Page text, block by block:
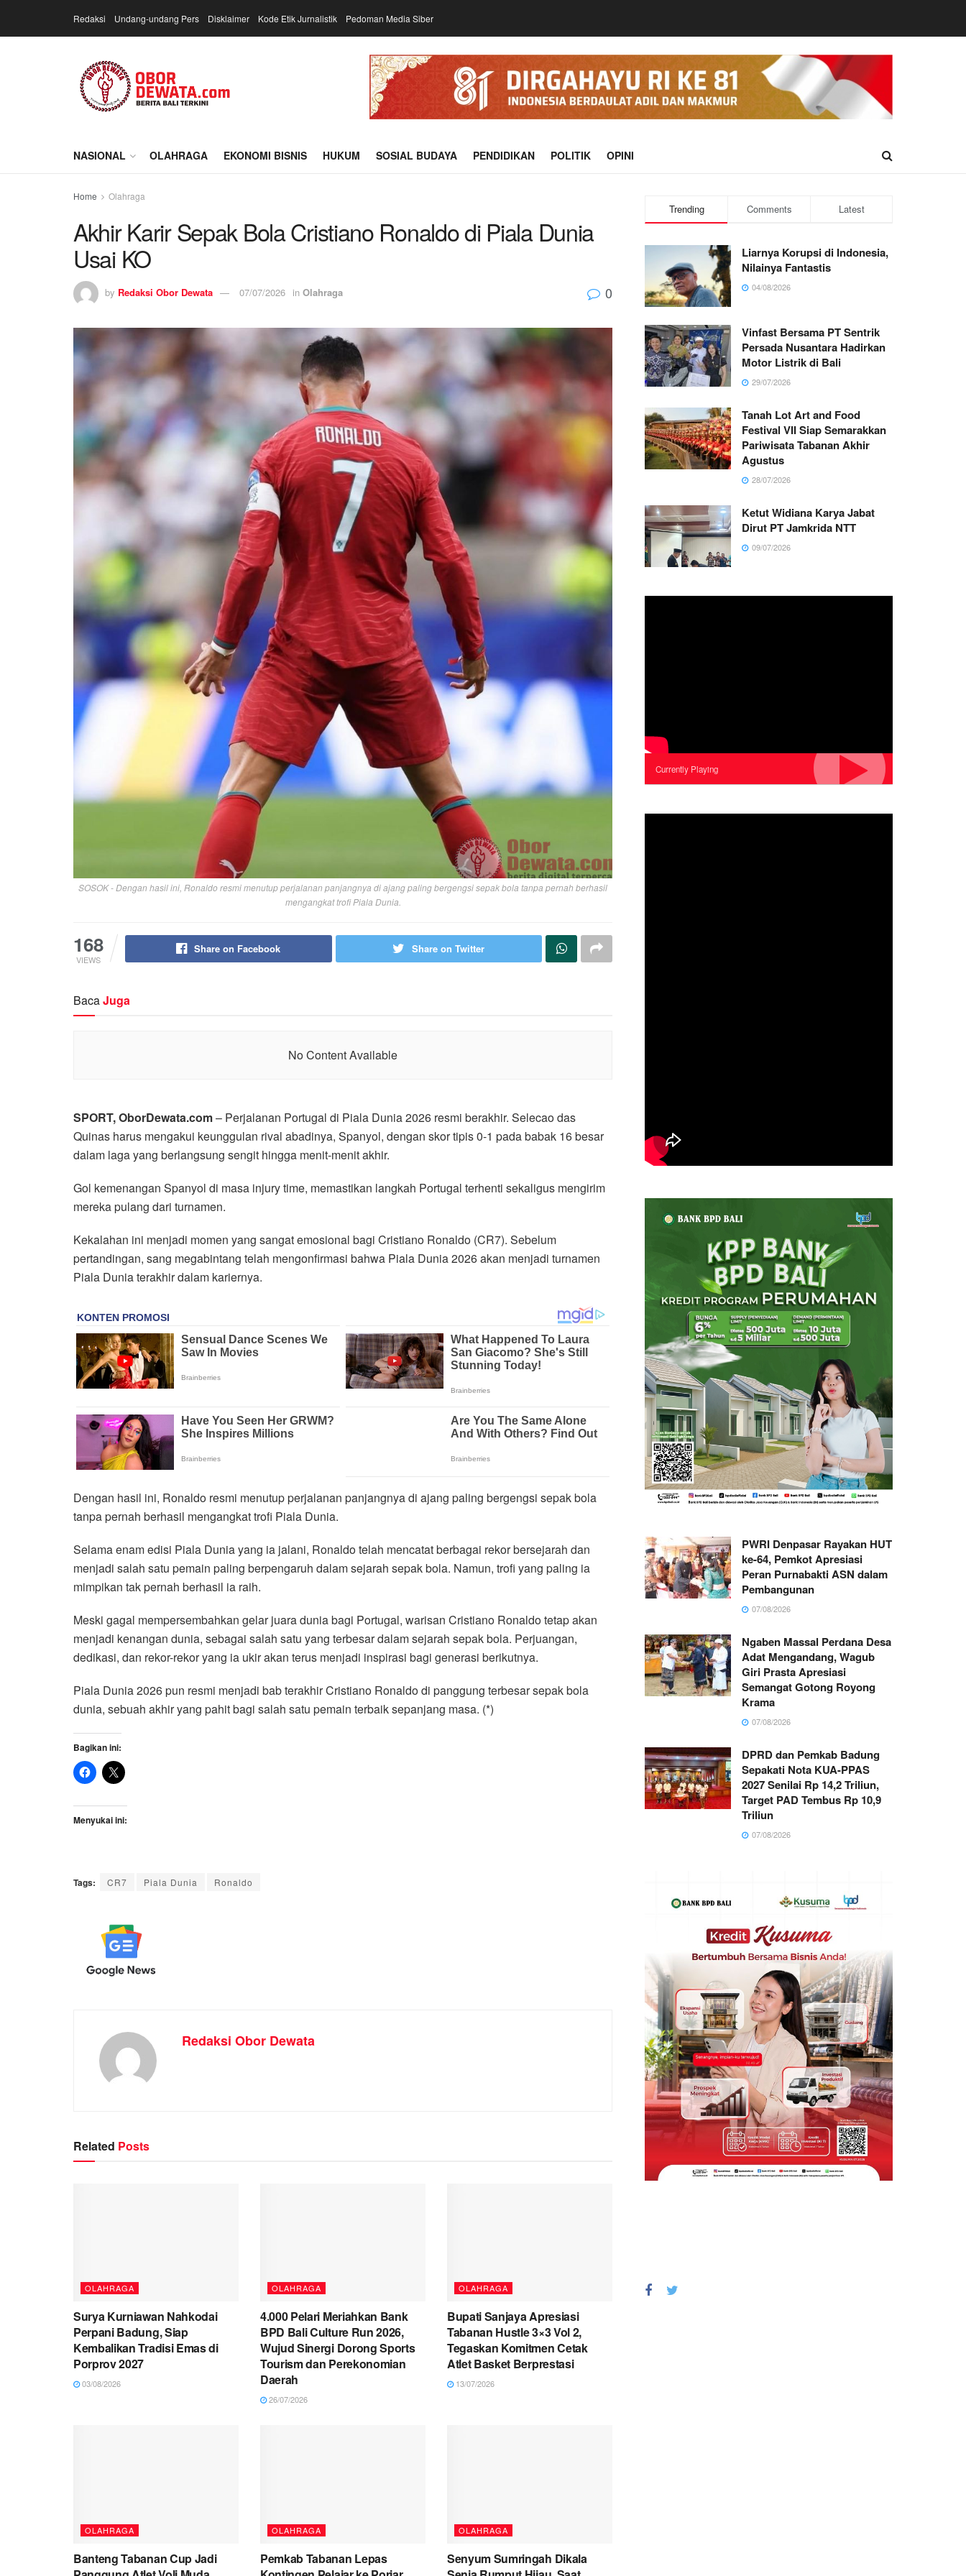
Redaksi Undang-undang Pers Disklaimer Kode Etik Jurnalistik Pedoman Media Siber
NASIONAL OLAHRAGA EKONOMI BISNIS HUKUM SOSIAL BUDAYA PENDIDIKAN POLITIK OPINI
Home Olahraga
Akhir Karir Sepak Bola Cristiano Ronaldo di Piala Dunia
Usai KO
by Redaksi Obor Dewata 07/07/2026 in Olahraga 0
SOSOK - Dengan hasil ini, Ronaldo resmi menutup perjalanan panjangnya di ajang paling bergengsi sepak bola tanpa pernah berhasil
mengangkat trofi Piala Dunia.
168
VIEWS
Share on Facebook Share on Twitter
BacaJuga
No Content Available
SPORT, OborDewata.com– Perjalanan Portugal di Piala Dunia 2026 resmi berakhir. Selecao das
Quinas harus mengakui keunggulan rival abadinya, Spanyol, dengan skor tipis 0-1 pada babak 16 besar
dalam laga yang berlangsung sengit hingga menit-menit akhir.
Gol kemenangan Spanyol di masa injury time, memastikan langkah Portugal terhenti sekaligus mengirim
mereka pulang dari turnamen.
Kekalahan ini menjadi momen yang sangat emosional bagi Cristiano Ronaldo (CR7). Sebelum
pertandingan, sang megabintang telah mengonfirmasi bahwa Piala Dunia 2026 akan menjadi turnamen
Piala Dunia terakhir dalam kariernya.
Dengan hasil ini, Ronaldo resmi menutup perjalanan panjangnya di ajang paling bergengsi sepak bola
tanpa pernah berhasil mengangkat trofi Piala Dunia.
Selama enam edisi Piala Dunia yang ia jalani, Ronaldo telah mencatat berbagai rekor bersejarah dan
menjadi salah satu pemain paling berpengaruh dalam sejarah sepak bola. Namun, trofi yang paling ia
mimpikan tak pernah berhasil ia raih.
Meski gagal mempersembahkan gelar juara dunia bagi Portugal, warisan Cristiano Ronaldo tetap akan
menjadi kenangan dunia, sebagai salah satu yang terbesar dalam sejarah sepak bola. Perjuangan,
dedikasi, dan rekor-rekor yang ia ukir akan terus menjadi inspirasi bagi generasi berikutnya.
Piala Dunia 2026 pun resmi menjadi bab terakhir Cristiano Ronaldo di panggung terbesar sepak bola
dunia, sebuah akhir yang pahit bagi salah satu pemain terbaik sepanjang masa. (*)
Bagikan ini:
Menyukai ini:
Tags: CR7 Piala Dunia Ronaldo
Redaksi Obor Dewata
Related Posts
OLAHRAGA
Surya Kurniawan Nahkodai
Perpani Badung, Siap
Kembalikan Tradisi Emas di
Porprov 2027
03/08/2026
OLAHRAGA
4.000 Pelari Meriahkan Bank
BPD Bali Culture Run 2026,
Wujud Sinergi Dorong Sports
Tourism dan Perekonomian
Daerah
26/07/2026
OLAHRAGA
Bupati Sanjaya Apresiasi
Tabanan Hustle 3×3 Vol 2,
Tegaskan Komitmen Cetak
Atlet Basket Berprestasi
13/07/2026
OLAHRAGA
Banteng Tabanan Cup Jadi
OLAHRAGA
Pemkab Tabanan Lepas
OLAHRAGA
Senyum Sumringah Dikala
Trending Comments Latest
Liarnya Korupsi di Indonesia,
Nilainya Fantastis
04/08/2026
Vinfast Bersama PT Sentrik
Persada Nusantara Hadirkan
Motor Listrik di Bali
29/07/2026
Tanah Lot Art and Food
Festival VII Siap Semarakkan
Pariwisata Tabanan Akhir
Agustus
28/07/2026
Ketut Widiana Karya Jabat
Dirut PT Jamkrida NTT
09/07/2026
Currently Playing
PWRI Denpasar Rayakan HUT
ke-64, Pemkot Apresiasi
Peran Purnabakti ASN dalam
Pembangunan
07/08/2026
Ngaben Massal Perdana Desa
Adat Mengandang, Wagub
Giri Prasta Apresiasi
Semangat Gotong Royong
Krama
07/08/2026
DPRD dan Pemkab Badung
Sepakati Nota KUA-PPAS
2027 Senilai Rp 14,2 Triliun,
Target PAD Tembus Rp 10,9
Triliun
07/08/2026